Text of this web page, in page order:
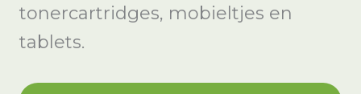
tonercartridges, mobieltjes en
tablets.